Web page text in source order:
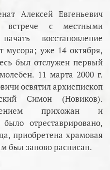
Алексей Евгеньевич
встрече с местными
восстановление
мусора; уже 14 октября,
был отслужен первый
11 марта 2000 г.
освятил архиепископ
Симон (Новиков).
прихожан и
отреставрировано,
приобретена храмовая
был заново расписан.